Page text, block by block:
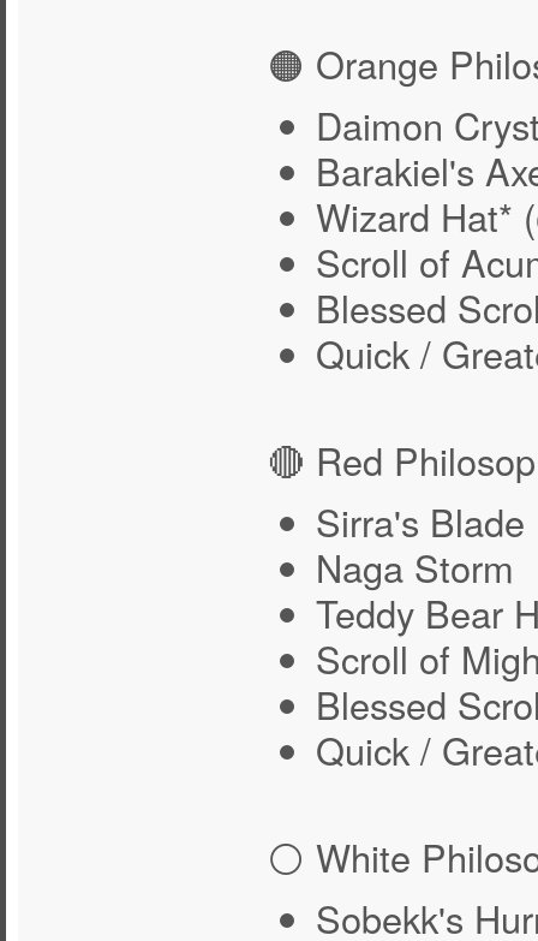
🟠 Orange
Daimon
Barakiel's
Wizard Hat*
Scroll of
Blessed
Quick /
🔴 Red
Sirra's Blade
Naga Storm
Teddy Bear
Scroll of
Blessed
Quick /
⚪ White
Sobekk's